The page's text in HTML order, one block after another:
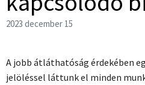
2023 december 15
A jobb átláthatóság érdekében
jelöléssel láttunk el minden